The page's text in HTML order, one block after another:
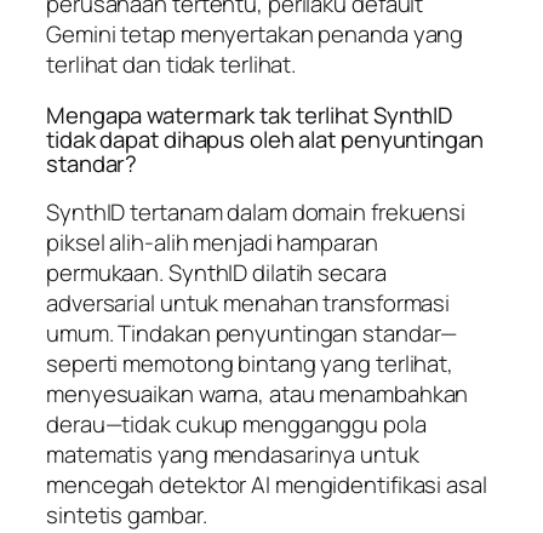
Gemini tetap menyertakan penanda yang
terlihat dan tidak terlihat.
Mengapa watermark tak terlihat SynthID
tidak dapat dihapus oleh alat penyuntingan
standar?
SynthID tertanam dalam domain frekuensi
piksel alih-alih menjadi hamparan
permukaan. SynthID dilatih secara
adversarial untuk menahan transformasi
umum. Tindakan penyuntingan standar—
seperti memotong bintang yang terlihat,
menyesuaikan warna, atau menambahkan
derau—tidak cukup mengganggu pola
matematis yang mendasarinya untuk
mencegah detektor AI mengidentifikasi asal
sintetis gambar.